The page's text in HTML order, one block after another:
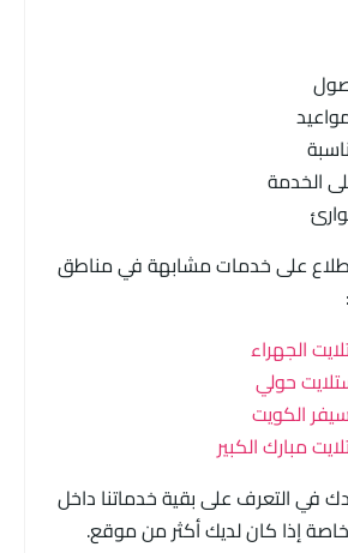
الخدمة
على خدمات مشابهة في مناطق
الجهراء
حولي
الكويت
مبارك الكبير
في التعرف على بقية خدماتنا داخل
إذا كان لديك أكثر من موقع.